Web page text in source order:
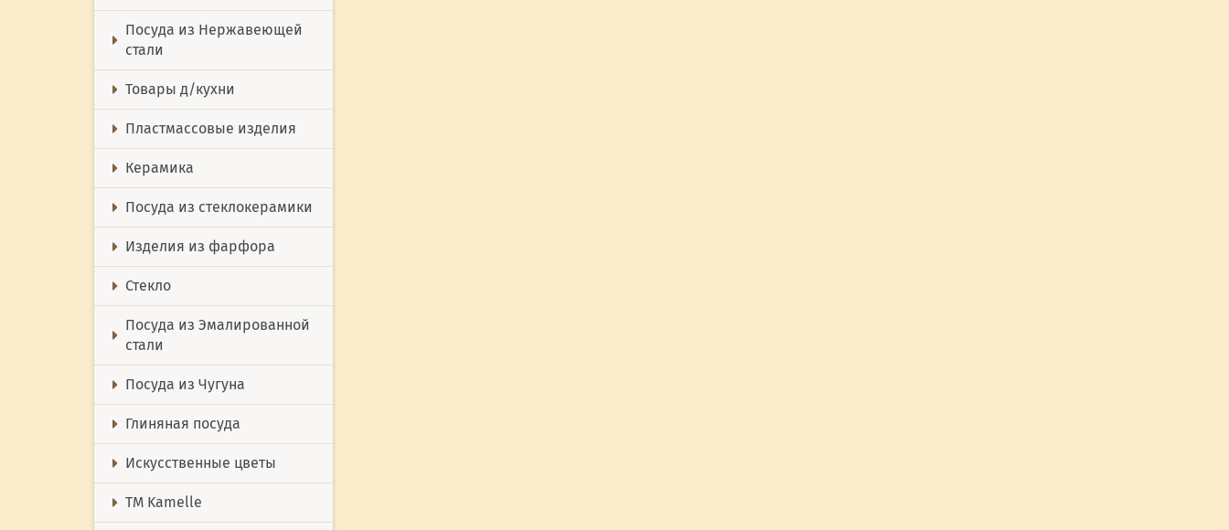
Посуда из Нержавеющей
стали
Товары д/кухни
Пластмассовые изделия
Керамика
Посуда из стеклокерамики
Изделия из фарфора
Стекло
Посуда из Эмалированной
стали
Посуда из Чугуна
Глиняная посуда
Искусственные цветы
ТМ Kamelle